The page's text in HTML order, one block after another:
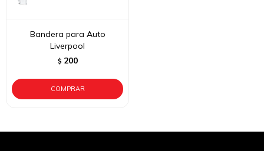
Bandera para Auto
Liverpool
$ 200